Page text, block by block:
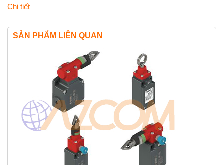
Chi tiết
SẢN PHẨM LIÊN QUAN